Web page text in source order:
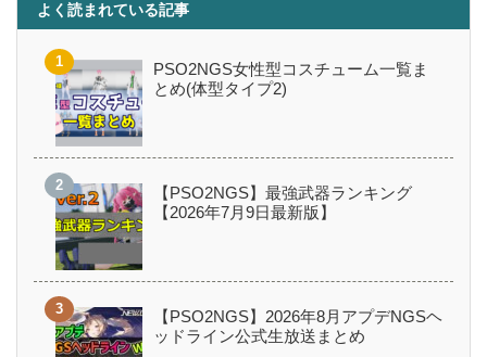
よく読まれている記事
PSO2NGS女性型コスチューム一覧ま
とめ(体型タイプ2)
【PSO2NGS】最強武器ランキング
【2026年7月9日最新版】
【PSO2NGS】2026年8月アプデNGSヘ
ッドライン公式生放送まとめ